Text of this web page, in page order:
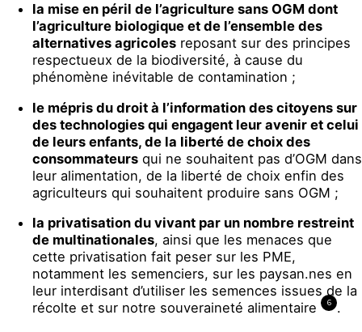
la mise en péril de l’agriculture sans OGM dont
l’agriculture biologique et de l’ensemble des
alternatives agricoles reposant sur des principes
respectueux de la biodiversité, à cause du
phénomène inévitable de contamination ;
le mépris du droit à l’information des citoyens sur
des technologies qui engagent leur avenir et celui
de leurs enfants, de la liberté de choix des
consommateurs qui ne souhaitent pas d’OGM dans
leur alimentation, de la liberté de choix enfin des
agriculteurs qui souhaitent produire sans OGM ;
la privatisation du vivant par un nombre restreint
de multinationales, ainsi que les menaces que
cette privatisation fait peser sur les PME,
notamment les semenciers, sur les paysan.nes en
leur interdisant d’utiliser les semences issues de la
récolte et sur notre souveraineté alimentaire
6 .